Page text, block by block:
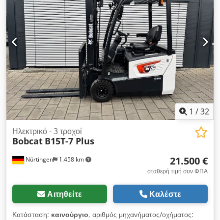
ελαστικού:, συνολικό βάρος:1.222 κιλ, 5041176 Dwedpfx
Asx Nk Hyskaea Αριθμός Σειράς: OBWNE-000719
Λεπτομέρειες Μπαταρίας: 24 Volt, 150Ah
1 /32
Nürtingen 1.458 km
Ηλεκτρικό - 3 τροχοί
Bobcat B15T-7 Plus
21.500 €
σταθερή τιμή συν ΦΠΑ
Αιτηθείτε Καλέστε
Κατάσταση: καινούργιο, αριθμός μηχανήματος/οχήματος: